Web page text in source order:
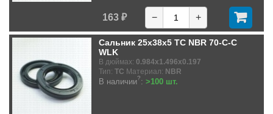
163 ₽ − +
Сальник 25x38x5 TC NBR 70-C-C
WLK
В дюймах: 0.984x1.496x0.197
Тип: TC Материал: NBR
В наличии?: >100 шт.